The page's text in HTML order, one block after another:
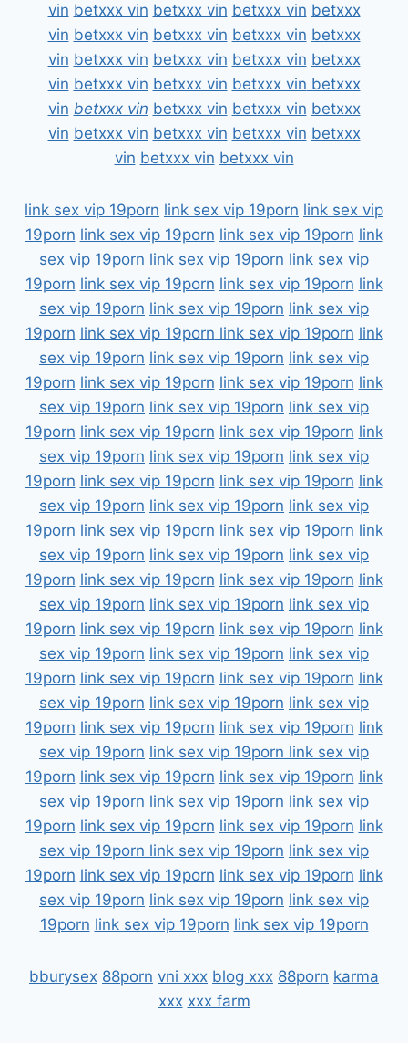
vin betxxx vin betxxx vin betxxx vin betxxx
vin betxxx vin betxxx vin betxxx vin betxxx
vin betxxx vin betxxx vin betxxx vin betxxx
vin betxxx vin betxxx vin betxxx vin betxxx
vin betxxx vin betxxx vin betxxx vin betxxx
vin betxxx vin betxxx vin betxxx vin betxxx
vin betxxx vin betxxx vin
link sex vip 19porn link sex vip 19porn link sex vip
19porn link sex vip 19porn link sex vip 19porn link
sex vip 19porn link sex vip 19porn link sex vip
19porn link sex vip 19porn link sex vip 19porn link
sex vip 19porn link sex vip 19porn link sex vip
19porn link sex vip 19porn link sex vip 19porn link
sex vip 19porn link sex vip 19porn link sex vip
19porn link sex vip 19porn link sex vip 19porn link
sex vip 19porn link sex vip 19porn link sex vip
19porn link sex vip 19porn link sex vip 19porn link
sex vip 19porn link sex vip 19porn link sex vip
19porn link sex vip 19porn link sex vip 19porn link
sex vip 19porn link sex vip 19porn link sex vip
19porn link sex vip 19porn link sex vip 19porn link
sex vip 19porn link sex vip 19porn link sex vip
19porn link sex vip 19porn link sex vip 19porn link
sex vip 19porn link sex vip 19porn link sex vip
19porn link sex vip 19porn link sex vip 19porn link
sex vip 19porn link sex vip 19porn link sex vip
19porn link sex vip 19porn link sex vip 19porn link
sex vip 19porn link sex vip 19porn link sex vip
19porn link sex vip 19porn link sex vip 19porn link
sex vip 19porn link sex vip 19porn link sex vip
19porn link sex vip 19porn link sex vip 19porn link
sex vip 19porn link sex vip 19porn link sex vip
19porn link sex vip 19porn link sex vip 19porn link
sex vip 19porn link sex vip 19porn link sex vip
19porn link sex vip 19porn link sex vip 19porn link
sex vip 19porn link sex vip 19porn link sex vip
19porn link sex vip 19porn link sex vip 19porn
bburysex 88porn vni xxx blog xxx 88porn karma
xxx xxx farm